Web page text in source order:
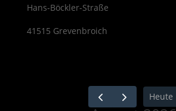
Hans-Böckler-Straße
41515 Grevenbroich
Heute